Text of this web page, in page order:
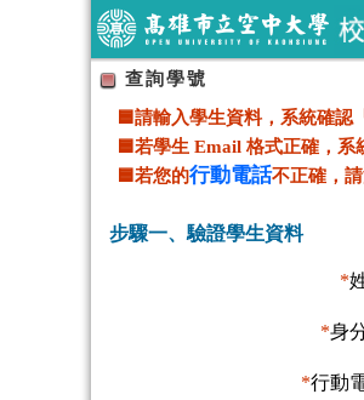
查詢學號
🟦請輸入學生資料，系統確認「
🟦若學生 Email 格式正確，
🟦若您的行動電話不正確，
步驟一、驗證學生資料
*
*身
*行動